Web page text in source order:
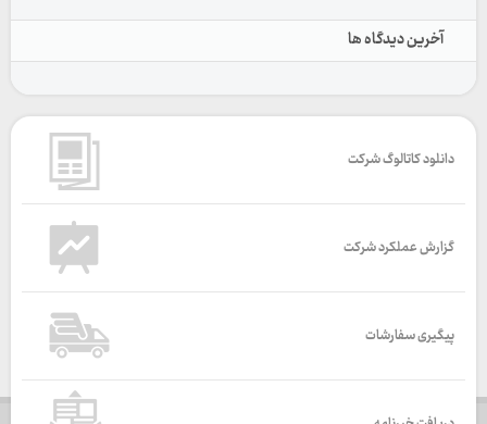
آخرین دیدگاه ها
دانلود کاتالوگ شرکت
گزارش عملکرد شرکت
پیگیری سفارشات